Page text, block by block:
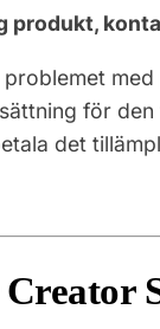
produkt,
problemet
för
det